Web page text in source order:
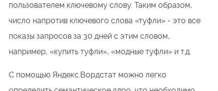
пользователем ключевому слову. Таким образом,
число напротив ключевого слова «туфли» - это все
показы запросов за 30 дней с этим словом,
например, «купить туфли», «модные туфли» и т.д.
С помощью Яндекс.Вордстат можно легко